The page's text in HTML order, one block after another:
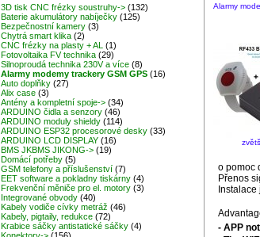
3D tisk CNC frézky soustruhy-> (132)
Baterie akumulátory nabíječky (125)
Bezpečnostní kamery (3)
Chytrá smart klika (2)
CNC frézky na plasty + AL
(1)
Fotovoltaika FV technika (29)
Silnoproudá technika 230V a více (8)
Alarmy modemy trackery GSM GPS (16)
Auto doplňky (27)
Alix case (3)
Antény a kompletní spoje-> (34)
ARDUINO čidla a senzory (46)
ARDUINO moduly shieldy (114)
ARDUINO ESP32 procesorové desky (33)
ARDUINO LCD DISPLAY (16)
BMS JKBMS JIKONG-> (19)
Domácí potřeby (5)
GSM telefony a příslušenství (7)
EET software a pokladny tiskárny (4)
Frekvenční měniče pro el. motory (3)
Integrované obvody (40)
Kabely vodiče cívky metráž (46)
Kabely, pigtaily, redukce (72)
Krabice sáčky antistatické sáčky (4)
Alarmy
o pomoc
Přenos
Instalace
- APP